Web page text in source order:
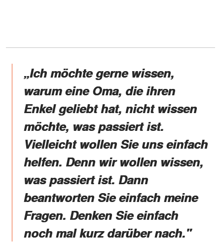
„Ich möchte gerne wissen,
warum eine Oma, die ihren
Enkel geliebt hat, nicht wissen
möchte, was passiert ist.
Vielleicht wollen Sie uns einfach
helfen. Denn wir wollen wissen,
was passiert ist. Dann
beantworten Sie einfach meine
Fragen. Denken Sie einfach
noch mal kurz darüber nach."